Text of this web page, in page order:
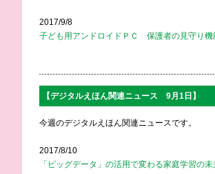
2017/9/8
子ども用アンドロイドＰＣ 保護者の見守り機
【デジタルえほん関連ニュース 9月1日】
今週のデジタルえほん関連ニュースです。
2017/8/10
「ビッグデータ」の活用で変わる家庭学習の